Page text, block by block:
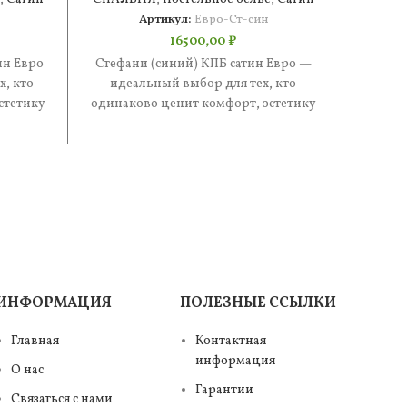
Евро
кто
Артикул: Евро-Ст-син
16500,00₽
Стефани (синий) КПБ сатин Евро —
идеальный выбор для тех, кто
одинаково ценит комфорт, эстетику
Главная
О нас
Связаться с нами
ПОЛЕЗНЫЕ ССЫЛКИ
Контактная
информация
Гарантии